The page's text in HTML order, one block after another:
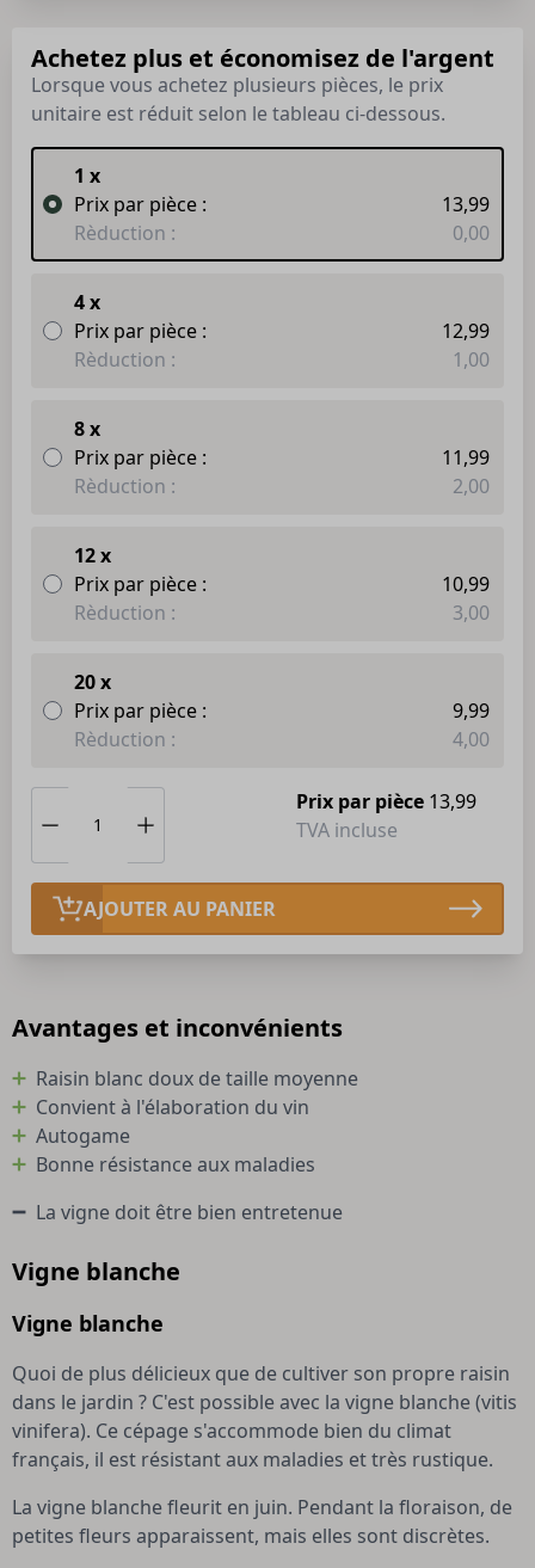
Achetez plus et économisez de l'argent
Lorsque vous achetez plusieurs pièces, le prix
unitaire est réduit selon le tableau ci-dessous.
1 x
Prix par pièce :
13,99
Rèduction :
0,00
4 x
Prix par pièce :
12,99
Rèduction :
1,00
8 x
Prix par pièce :
11,99
Rèduction :
2,00
12 x
Prix par pièce :
10,99
Rèduction :
3,00
20 x
Prix par pièce :
9,99
Rèduction :
4,00
Prix par pièce13,99
TVA incluse
AJOUTER AU PANIER
Vigne blanche
Vigne blanche
Quoi de plus délicieux que de cultiver son propre raisin
dans le jardin ? C'est possible avec la vigne blanche (vitis
vinifera). Ce cépage s'accommode bien du climat
français, il est résistant aux maladies et très rustique.
La vigne blanche fleurit en juin. Pendant la floraison, de
petites fleurs apparaissent, mais elles sont discrètes.
Avantages et inconvénients
Raisin blanc doux de taille moyenne
Convient à l'élaboration du vin
Autogame
Bonne résistance aux maladies
La vigne doit être bien entretenue